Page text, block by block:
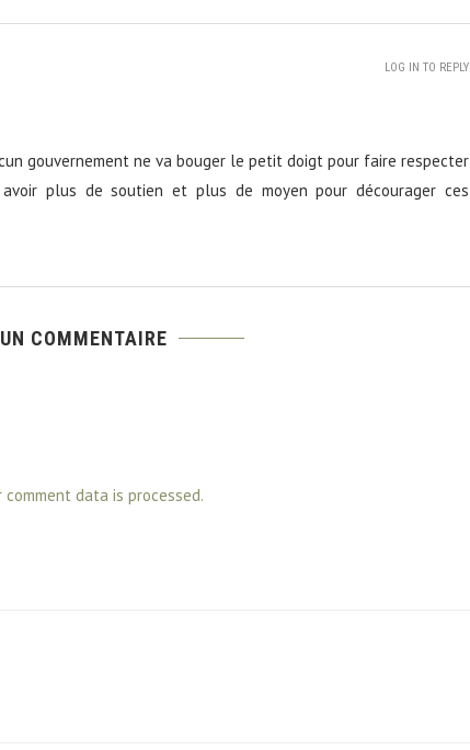
gouvernement ne va bouger le petit doigt pour faire respecter
plus de soutien et plus de moyen pour décourager ces
LOG IN TO REPLY
COMMENTAIRE
comment data is processed.